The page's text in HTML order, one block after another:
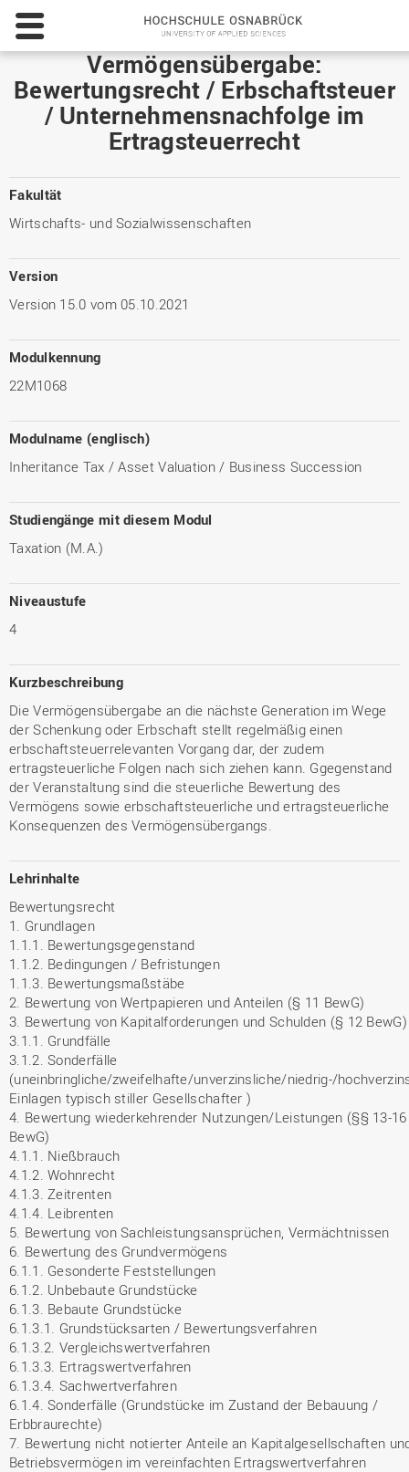
-
of
Applied
Sciences
Vermögensübergabe:
Bewertungsrecht / Erbschaftsteuer
/ Unternehmensnachfolge im
Ertragsteuerrecht
Fakultät
Wirtschafts- und Sozialwissenschaften
Version
Version 15.0 vom 05.10.2021
Modulkennung
22M1068
Modulname (englisch)
Inheritance Tax / Asset Valuation / Business Succession
Studiengänge mit diesem Modul
Taxation (M.A.)
Niveaustufe
4
Kurzbeschreibung
Die Vermögensübergabe an die nächste Generation im Wege
der Schenkung oder Erbschaft stellt regelmäßig einen
erbschaftsteuerrelevanten Vorgang dar, der zudem
ertragsteuerliche Folgen nach sich ziehen kann. Ggegenstand
der Veranstaltung sind die steuerliche Bewertung des
Vermögens sowie erbschaftsteuerliche und ertragsteuerliche
Konsequenzen des Vermögensübergangs.
Lehrinhalte
Bewertungsrecht
1. Grundlagen
1.1.1. Bewertungsgegenstand
1.1.2. Bedingungen / Befristungen
1.1.3. Bewertungsmaßstäbe
2. Bewertung von Wertpapieren und Anteilen (§ 11 BewG)
3. Bewertung von Kapitalforderungen und Schulden (§ 12 BewG)
3.1.1. Grundfälle
3.1.2. Sonderfälle
(uneinbringliche/zweifelhafte/unverzinsliche/niedrig-/
Einlagen typisch stiller Gesellschafter )
4. Bewertung wiederkehrender Nutzungen/Leistungen (§§ 13-16
BewG)
4.1.1. Nießbrauch
4.1.2. Wohnrecht
4.1.3. Zeitrenten
4.1.4. Leibrenten
5. Bewertung von Sachleistungsansprüchen, Vermächtnissen
6. Bewertung des Grundvermögens
6.1.1. Gesonderte Feststellungen
6.1.2. Unbebaute Grundstücke
6.1.3. Bebaute Grundstücke
6.1.3.1. Grundstücksarten / Bewertungsverfahren
6.1.3.2. Vergleichswertverfahren
6.1.3.3. Ertragswertverfahren
6.1.3.4. Sachwertverfahren
6.1.4. Sonderfälle (Grundstücke im Zustand der Bebauung /
Erbbraurechte)
7. Bewertung nicht notierter Anteile an Kapitalgesellschaften
Betriebsvermögen im vereinfachten Ertragswertverfahren